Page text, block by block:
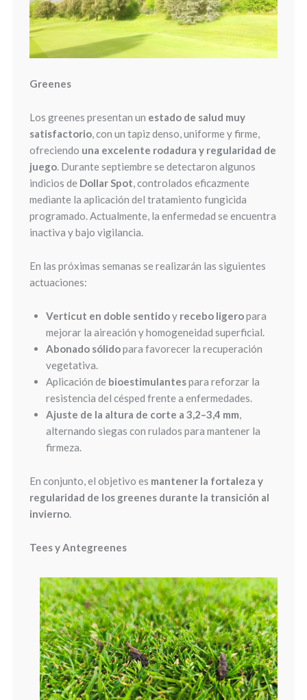
Greenes
Los greenes presentan un estado de salud muy
satisfactorio, con un tapiz denso, uniforme y firme,
ofreciendo una excelente rodadura y regularidad de
juego. Durante septiembre se detectaron algunos
indicios de Dollar Spot, controlados eficazmente
mediante la aplicación del tratamiento fungicida
programado. Actualmente, la enfermedad se encuentra
inactiva y bajo vigilancia.
En las próximas semanas se realizarán las siguientes
actuaciones:
Verticut en doble sentidoy recebo ligeropara
mejorar la aireación y homogeneidad superficial.
Abonado sólidopara favorecer la recuperación
vegetativa.
Aplicación de bioestimulantespara reforzar la
resistencia del césped frente a enfermedades.
Ajuste de la altura de corte a 3,2–3,4 mm,
alternando siegas con rulados para mantener la
firmeza.
En conjunto, el objetivo es mantener la fortaleza y
regularidad de los greenes durante la transición al
invierno.
Tees y Antegreenes